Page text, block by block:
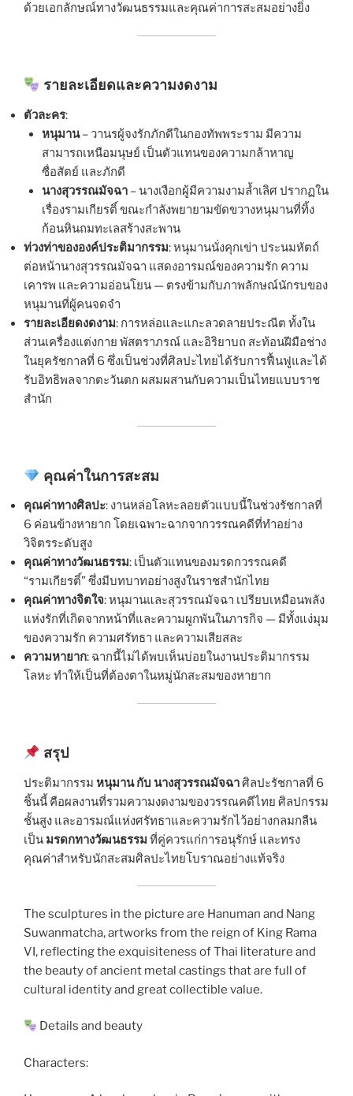
ด้วยเอกลักษณ์ทางวัฒนธรรมและคุณค่าการสะสมอย่างยิ่ง
รายละเอียดและความงดงาม
ตัวละคร:
หนุมาน– วานรผู้จงรักภักดีในกองทัพพระราม มีความ
สามารถเหนือมนุษย์ เป็นตัวแทนของความกล้าหาญ
ซื่อสัตย์ และภักดี
นางสุวรรณมัจฉา– นางเงือกผู้มีความงามล้ำเลิศ ปรากฏใน
เรื่องรามเกียรติ์ ขณะกำลังพยายามขัดขวางหนุมานที่ทิ้ง
ก้อนหินถมทะเลสร้างสะพาน
ท่วงท่าขององค์ประติมากรรม: หนุมานนั่งคุกเข่า ประนมหัตถ์
ต่อหน้านางสุวรรณมัจฉา แสดงอารมณ์ของความรัก ความ
เคารพ และความอ่อนโยน — ตรงข้ามกับภาพลักษณ์นักรบของ
หนุมานที่ผู้คนจดจำ
รายละเอียดงดงาม: การหล่อและแกะลวดลายประณีต ทั้งใน
ส่วนเครื่องแต่งกาย พัสตราภรณ์ และอิริยาบถ สะท้อนฝีมือช่าง
ในยุครัชกาลที่ 6 ซึ่งเป็นช่วงที่ศิลปะไทยได้รับการฟื้นฟูและได้
รับอิทธิพลจากตะวันตก ผสมผสานกับความเป็นไทยแบบราช
สำนัก
คุณค่าในการสะสม
คุณค่าทางศิลปะ: งานหล่อโลหะลอยตัวแบบนี้ในช่วงรัชกาลที่
6 ค่อนข้างหายาก โดยเฉพาะฉากจากวรรณคดีที่ทำอย่าง
วิจิตรระดับสูง
คุณค่าทางวัฒนธรรม: เป็นตัวแทนของมรดกวรรณคดี
“รามเกียรติ์” ซึ่งมีบทบาทอย่างสูงในราชสำนักไทย
คุณค่าทางจิตใจ: หนุมานและสุวรรณมัจฉา เปรียบเหมือนพลัง
แห่งรักที่เกิดจากหน้าที่และความผูกพันในภารกิจ — มีทั้งแง่มุม
ของความรัก ความศรัทธา และความเสียสละ
ความหายาก: ฉากนี้ไม่ได้พบเห็นบ่อยในงานประติมากรรม
โลหะ ทำให้เป็นที่ต้องตาในหมู่นักสะสมของหายาก
สรุป
ประติมากรรม หนุมาน กับ นางสุวรรณมัจฉาศิลปะรัชกาลที่ 6
ชิ้นนี้ คือผลงานที่รวมความงดงามของวรรณคดีไทย ศิลปกรรม
ชั้นสูง และอารมณ์แห่งศรัทธาและความรักไว้อย่างกลมกลืน
เป็น มรดกทางวัฒนธรรม ที่คู่ควรแก่การอนุรักษ์ และทรง
คุณค่าสำหรับนักสะสมศิลปะไทยโบราณอย่างแท้จริง
The sculptures in the picture are Hanuman and Nang
Suwanmatcha, artworks from the reign of King Rama
VI, reflecting the exquisiteness of Thai literature and
the beauty of ancient metal castings that are full of
cultural identity and great collectible value.
Details and beauty
Characters: